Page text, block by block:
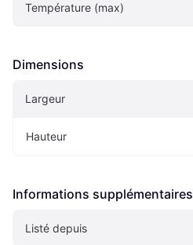
Température (max)
Dimensions
Largeur
Hauteur
Informations supplémentaires
Listé depuis